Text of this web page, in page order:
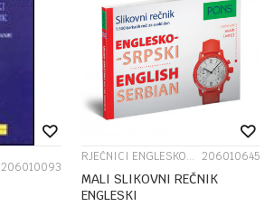
206010093
RJEČNICI ENGLESKOG JEZIKA 206010645
MALI SLIKOVNI REČNIK
ENGLESKI